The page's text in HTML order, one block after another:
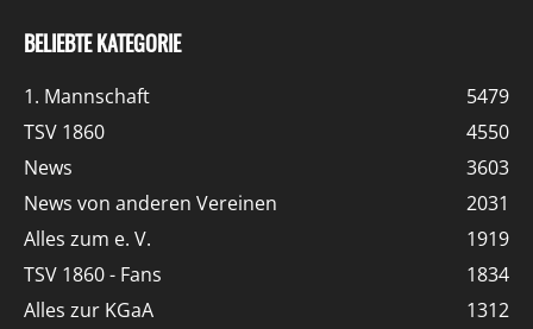
BELIEBTE KATEGORIE
1. Mannschaft
5479
TSV 1860
4550
News
3603
News von anderen Vereinen
2031
Alles zum e. V.
1919
TSV 1860 - Fans
1834
Alles zur KGaA
1312